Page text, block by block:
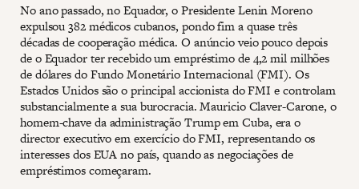
No ano passado, no Equador, o Presidente Lenin Moreno
expulsou 382 médicos cubanos, pondo fim a quase três
décadas de cooperação médica. O anúncio veio pouco depois
de o Equador ter recebido um empréstimo de 4,2 mil milhões
de dólares do Fundo Monetário Internacional (FMI). Os
Estados Unidos são o principal accionista do FMI e controlam
substancialmente a sua burocracia. Mauricio Claver-Carone, o
homem-chave da administração Trump em Cuba, era o
director executivo em exercício do FMI, representando os
interesses dos EUA no país, quando as negociações de
empréstimos começaram.